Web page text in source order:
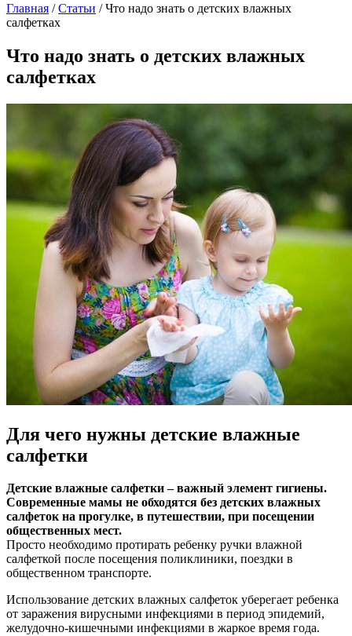
Главная /Статьи /Что надо знать о детских влажных
салфетках
Что надо знать о детских влажных
салфетках
Для чего нужны детские влажные
салфетки
Детские влажные салфетки – важный элемент гигиены.
Современные мамы не обходятся без детских влажных
салфеток на прогулке, в путешествии, при посещении
общественных мест.
Просто необходимо протирать ребенку ручки влажной
салфеткой после посещения поликлиники, поездки в
общественном транспорте.
Использование детских влажных салфеток уберегает ребенка
от заражения вирусными инфекциями в период эпидемий,
желудочно-кишечными инфекциями в жаркое время года.